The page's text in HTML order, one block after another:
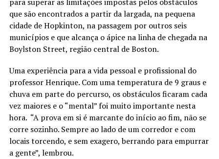
que são encontrados a partir da largada, na pequena
cidade de Hopkinton, na passagem por outros seis
municípios e que alcança o ápice na linha de chegada na
Boylston Street, região central de Boston.
Uma experiência para a vida pessoal e profissional do
professor Henrique. Com uma temperatura de 9 graus e
chuva em parte do percurso, os obstáculos ficaram cada
vez maiores e o “mental” foi muito importante nesta
hora. “A prova em si é marcante do início ao fim, não se
corre sozinho. Sempre ao lado de um corredor e com
locais torcendo, e sem exagero, berrando para empurrar
a gente”, lembrou.